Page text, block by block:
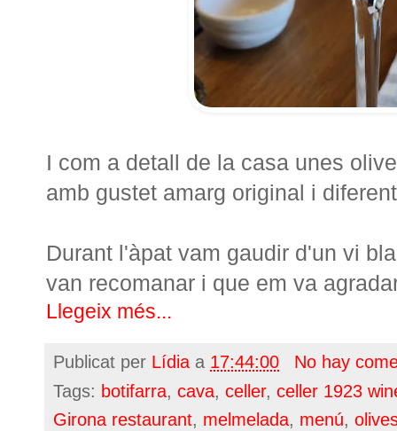
I com a detall de la casa unes
amb gustet amarg original i diferent
Durant l'àpat vam gaudir d'un vi
van recomanar i que em va
Llegeix més...
Publicat per Lídia a 17:44:00
No hay
Tags: botifarra, cava, celler, celler 1923
Girona restaurant, melmelada, menú,